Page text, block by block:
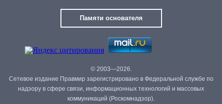
Памяти основателя
© 2003—2026.
Сетевое издание Правмир зарегистрировано в Федеральной службе по
надзору в сфере связи, информационных технологий и массовых
коммуникаций (Роскомнадзор).